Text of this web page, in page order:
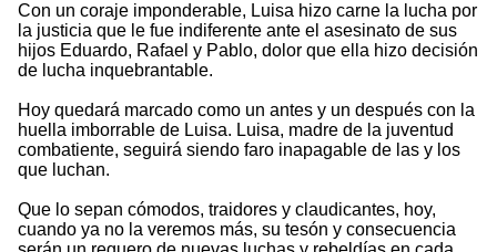
Con un coraje imponderable, Luisa hizo carne la lucha por
la justicia que le fue indiferente ante el asesinato de sus
hijos Eduardo, Rafael y Pablo, dolor que ella hizo decisión
de lucha inquebrantable.
Hoy quedará marcado como un antes y un después con la
huella imborrable de Luisa. Luisa, madre de la juventud
combatiente, seguirá siendo faro inapagable de las y los
que luchan.
Que lo sepan cómodos, traidores y claudicantes, hoy,
cuando ya no la veremos más, su tesón y consecuencia